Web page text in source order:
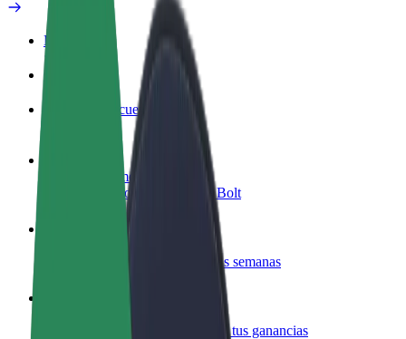
Beneficios
Cómo unirse
Preguntas frecuentes
Colaborar como conductor
Gana dinero colaborando con Bolt
Repartí comida y cobrá todas las semanas
Llegá a más clientes y maximizá tus ganancias